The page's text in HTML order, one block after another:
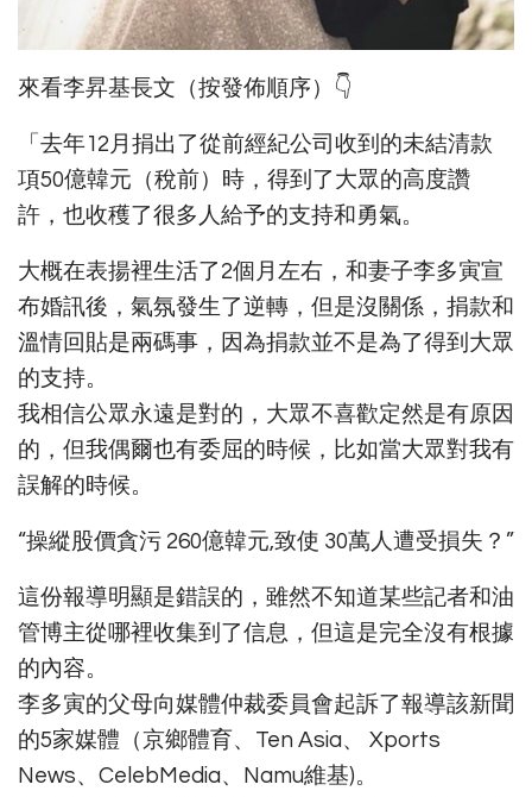
來看李昇基長文（按發佈順序）👇
「去年12月捐出了從前經紀公司收到的未結清款
項50億韓元（稅前）時，得到了大眾的高度讚
許，也收穫了很多人給予的支持和勇氣。
大概在表揚裡生活了2個月左右，和妻子李多寅宣
布婚訊後，氣氛發生了逆轉，但是沒關係，捐款和
溫情回貼是兩碼事，因為捐款並不是為了得到大眾
的支持。
我相信公眾永遠是對的，大眾不喜歡定然是有原因
的，但我偶爾也有委屈的時候，比如當大眾對我有
誤解的時候。
“操縱股價貪污 260億韓元,致使 30萬人遭受損失？”
這份報導明顯是錯誤的，雖然不知道某些記者和油
管博主從哪裡收集到了信息，但這是完全沒有根據
的內容。
李多寅的父母向媒體仲裁委員會起訴了報導該新聞
的5家媒體（京鄉體育、Ten Asia、 Xports
News、CelebMedia、Namu維基)。